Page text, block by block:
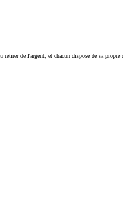
de l'argent, et chacun dispose de sa